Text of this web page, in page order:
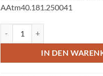
AAtm40.181.250041
IN DEN